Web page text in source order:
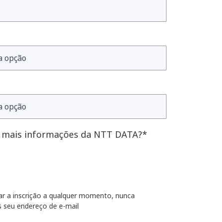
informações da NTT DATA?*
a inscrição a qualquer momento, nunca
endereço de e-mail